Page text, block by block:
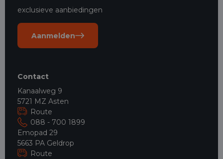
exclusieve aanbiedingen
Aanmelden
Contact
Kanaalweg 9
5721 MZ Asten
Route
088 - 700 1899
Emopad 29
5663 PA Geldrop
Route